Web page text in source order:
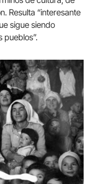
Resulta “interesante
sigue siendo
pueblos”.